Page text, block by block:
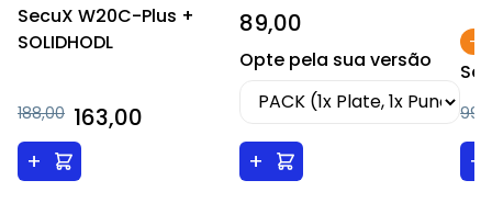
SecuX W20C-Plus +
SOLIDHODL
188,00 163,00
+
89,00
Opte pela sua versão
+
-
+